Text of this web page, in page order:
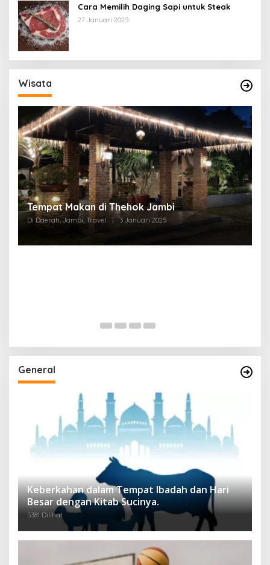
Cara Memilih Daging Sapi untuk Steak
27 Januari 2025
Wisata
Tempat Makan di Thehok Jambi
Di Daerah, Jambi, Travel | 3 Januari 2025
General
Keberkahan dalam Tempat Ibadah dan Hari
Besar dengan Kitab Sucinya.
5381 Dilihat